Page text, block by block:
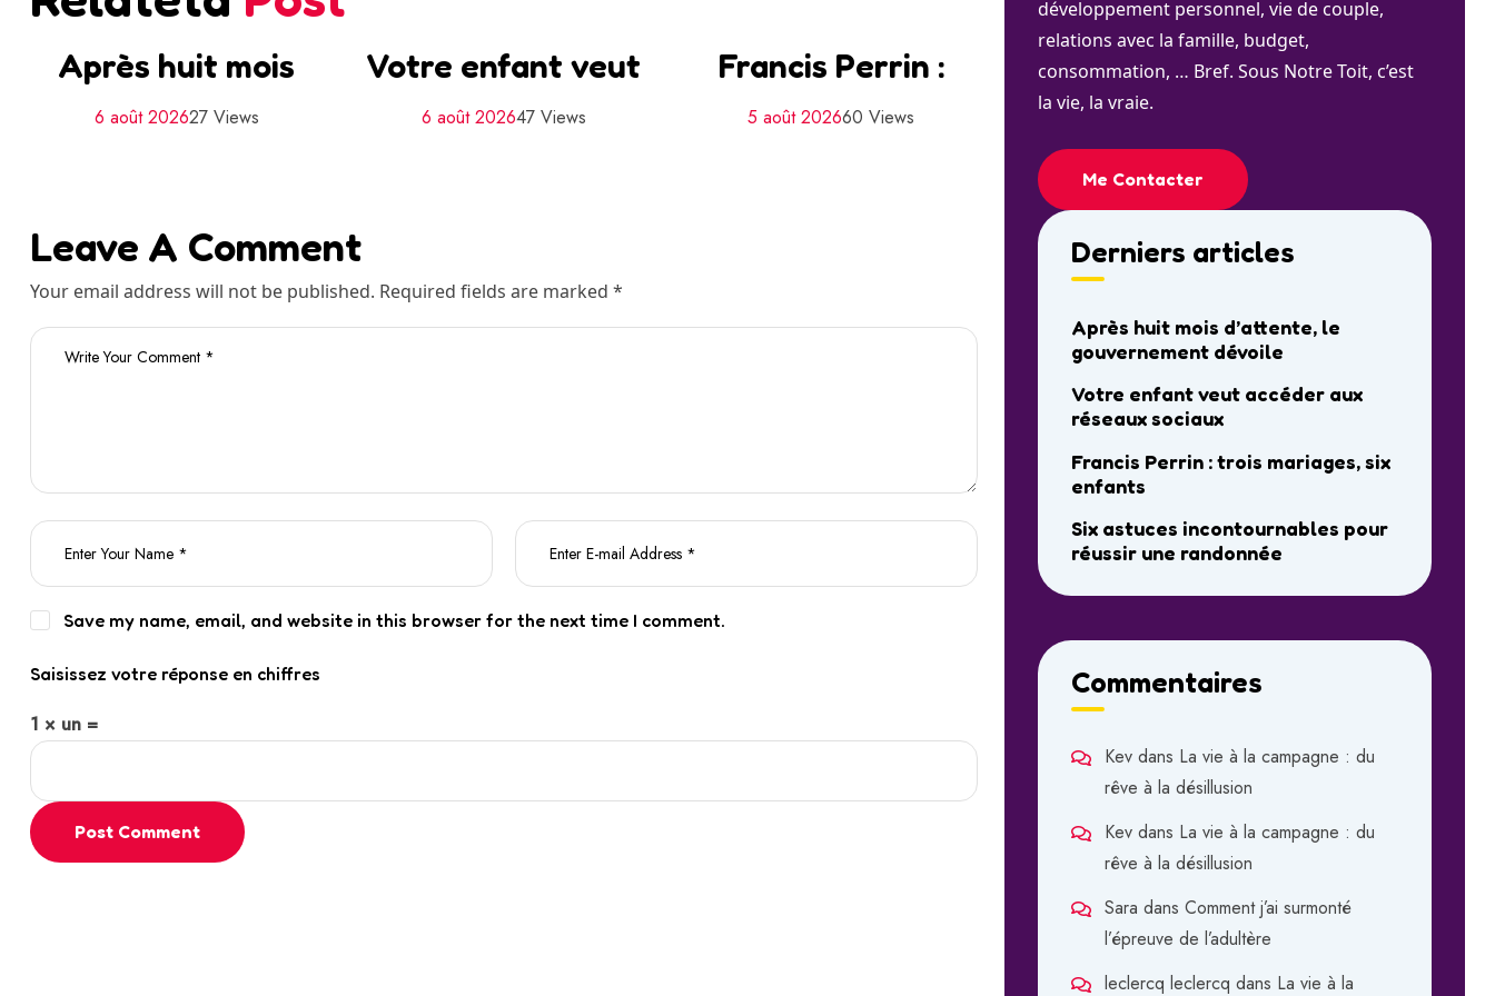
Après huit mois
6 août 202627 Views
Votre enfant veut
6 août 202647 Views
Francis Perrin :
5 août 202660 Views
Leave A Comment
Your email address will not be published. Required fields are marked *
Save my name, email, and website in this browser for the next time I comment.
Saisissez votre réponse en chiffres
1 × un =
Post Comment
développement personnel, vie de couple,
relations avec la famille, budget,
consommation, … Bref. Sous Notre Toit, c’est
la vie, la vraie.
Me Contacter
Derniers articles
Après huit mois d’attente, le
gouvernement dévoile
Votre enfant veut accéder aux
réseaux sociaux
Francis Perrin : trois mariages, six
enfants
Six astuces incontournables pour
réussir une randonnée
Commentaires
Kev dans La vie à la campagne : du
rêve à la désillusion
Kev dans La vie à la campagne : du
rêve à la désillusion
Sara dans Comment j’ai surmonté
l’épreuve de l’adultère
leclercq leclercq dans La vie à la